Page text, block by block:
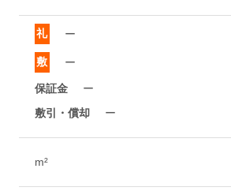
礼 ー
敷 ー
保証金
ー
敷引・償却
ー
m²